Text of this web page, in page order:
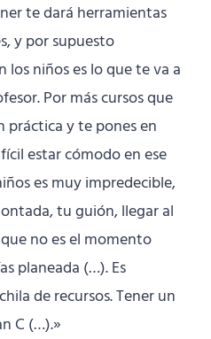
te dará herramientas
y por supuesto
los niños es lo que te va a
Por más cursos que
práctica y te pones en
estar cómodo en ese
es muy impredecible,
tu guión, llegar al
no es el momento
planeada (…). Es
de recursos. Tener un
C (…).»